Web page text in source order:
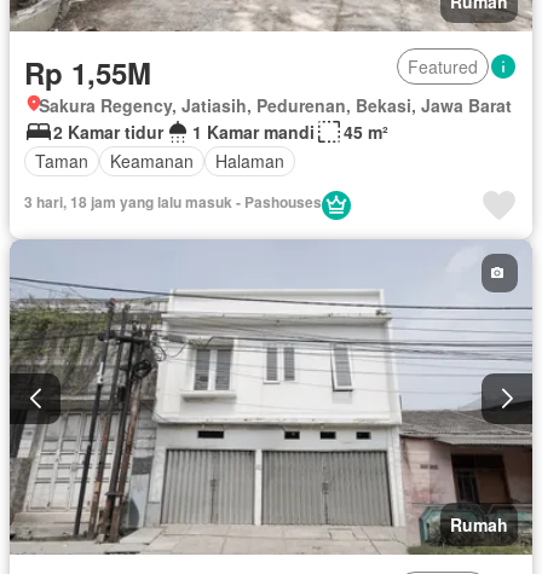
Rp 1,55M
Featured
Sakura Regency, Jatiasih, Pedurenan, Bekasi, Jawa Barat
2 Kamar tidur
1 Kamar mandi
45 m²
Taman
Keamanan Halaman
3 hari, 18 jam yang lalu masuk - Pashouses
Rumah